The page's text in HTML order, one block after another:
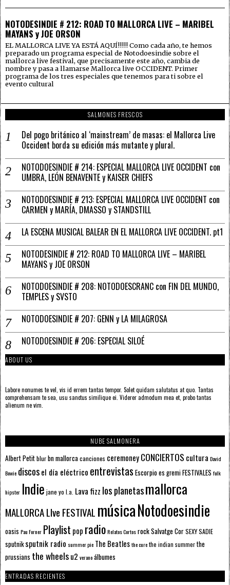
NOTODESINDIE # 212: ROAD TO MALLORCA LIVE – MARIBEL
MAYANS y JOE ORSON
EL MALLORCA LIVE YA ESTÁ AQUÍ!!!!! Como cada año, te hemos
preparado un programa especial de Notodoesindie sobre el
mallorca live festival, que precisamente este año, cambia de
nombre y pasa a llamarse Mallorca live OCCIDENT. Primer
programa de los tres especiales que tenemos para ti sobre el
evento cultural
SALMONES FRESCOS
Del pogo británico al ‘mainstream’ de masas: el Mallorca Live
Occident borda su edición más mutante y plural.
NOTODOESINDIE # 214: ESPECIAL MALLORCA LIVE OCCIDENT con
UMBRA, LEÓN BENAVENTE y KAISER CHIEFS
NOTODOESINDIE # 213: ESPECIAL MALLORCA LIVE OCCIDENT con
CARMEN y MARÍA, DMASSO y STANDSTILL
LA ESCENA MUSICAL BALEAR EN EL MALLORCA LIVE OCCIDENT. pt1
NOTODESINDIE # 212: ROAD TO MALLORCA LIVE – MARIBEL
MAYANS y JOE ORSON
NOTODOESINDIE # 208: NOTODOESCRANC con FIN DEL MUNDO,
TEMPLES y SVSTO
NOTODOESINDIE # 207: GENN y LA MILAGROSA
NOTODOESINDIE # 206: ESPECIAL SILOÉ
ABOUT US
Labore nonumes te vel, vis id errem tantas tempor. Solet quidam salutatus at quo. Tantas
comprehensam te sea, usu sanctus similique ei. Viderer admodum mea et, probo tantas
alienum ne vim.
NUBE SALMONERA
Albert Petitblurbn mallorcacanciones ceremoneyCONCIERTOS cultura David
Bowie discosel día eléctrico entrevistas Escorpioes gremiFESTIVALES folk
hipster Indie jane yo l.a. Lava fizz los planetasmallorca
MALLORCA LIve FESTIVAL músicaNotodoesindie
oasis Pau Forner Playlist pop radioRelatos CortosrockSalvatge CorSEXY SADIE
sputnik sputnik radio summer pie The Beatlesthe curethe indian summerthe
prussians the wheelsu2 veranoálbumes
ENTRADAS RECIENTES